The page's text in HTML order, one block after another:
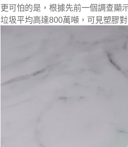
更可怕的是，根據先前一個調查顯
垃圾平均高達800萬噸，可見塑膠